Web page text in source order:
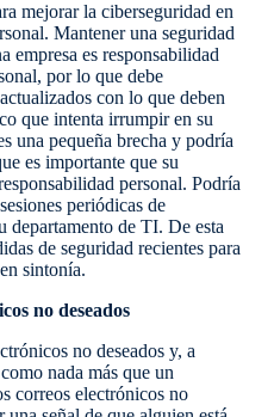
mejorar la ciberseguridad en
Mantener una seguridad
empresa es responsabilidad
por lo que debe
con lo que deben
que intenta irrumpir en su
una pequeña brecha y podría
es importante que su
personal. Podría
periódicas de
departamento de TI. De esta
de seguridad recientes para
sintonía.
no deseados
no deseados y, a
nada más que un
correos electrónicos no